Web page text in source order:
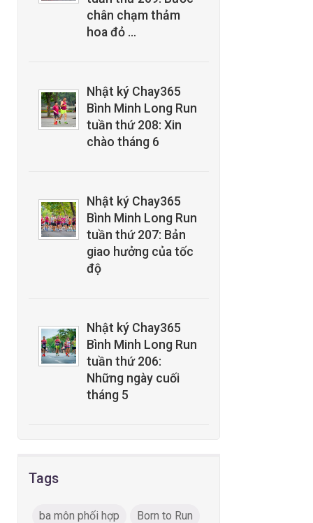
chân chạm thảm
hoa đỏ …
Nhật ký Chay365
Bình Minh Long Run
tuần thứ 208: Xin
chào tháng 6
Nhật ký Chay365
Bình Minh Long Run
tuần thứ 207: Bản
giao hưởng của tốc
độ
Nhật ký Chay365
Bình Minh Long Run
tuần thứ 206:
Những ngày cuối
tháng 5
Tags
ba môn phối hợp Born to Run